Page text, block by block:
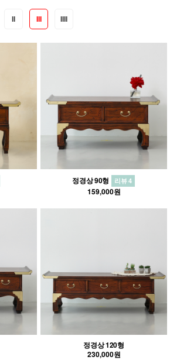
II III IIII
정경상 90형 리뷰 4
159,000원
정경상 120형
230,000원